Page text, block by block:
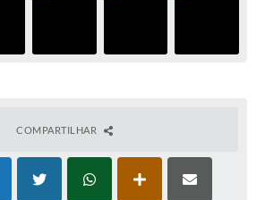
COMPARTILHAR